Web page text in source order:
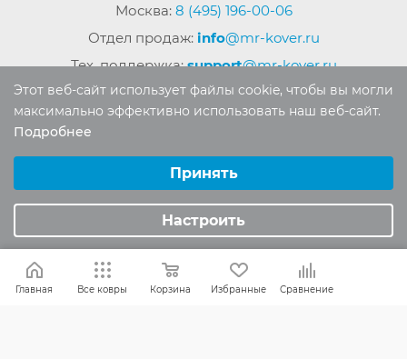
Москва: 8 (495) 196-00-06
Отдел продаж: info@mr-kover.ru
Тех. поддержка:support@mr-kover.ru
материалов сайта без письменного разрешения
запрещено.
Главная Все ковры Корзина Избранные Сравнение
Этот веб-сайт использует файлы cookie, чтобы вы могли
максимально эффективно использовать наш веб-сайт.
Подробнее
Аналитические/Функциональные
Принять
Настроить